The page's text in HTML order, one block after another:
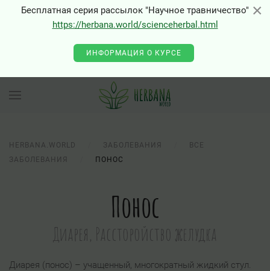
×
Бесплатная серия рассылок "Научное травничество"
https://herbana.world/scienceherbal.html
ИНФОРМАЦИЯ О КУРСЕ
HERBANA.WORLD ЗАБОЛЕВАНИЯ
ВСЕ
ЗАБОЛЕВАНИЯ
ПОНОС
Понос
Диарея, Рассторойство желудка
Диарея (понос) – учащенный, многократный жидкий стул.
×